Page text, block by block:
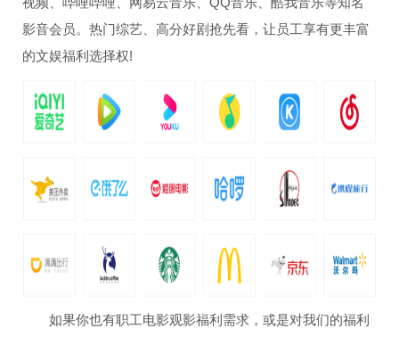
影音会员。热门综艺、高分好剧抢先看，让员工享有更丰富
的文娱福利选择权!
如果你也有职工电影观影福利需求，或是对我们的福利